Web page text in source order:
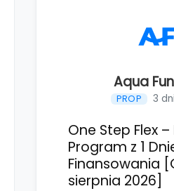
Aqua
PROP 3
One Step Flex
Program z 1
Finansowania
sierpnia 2026]